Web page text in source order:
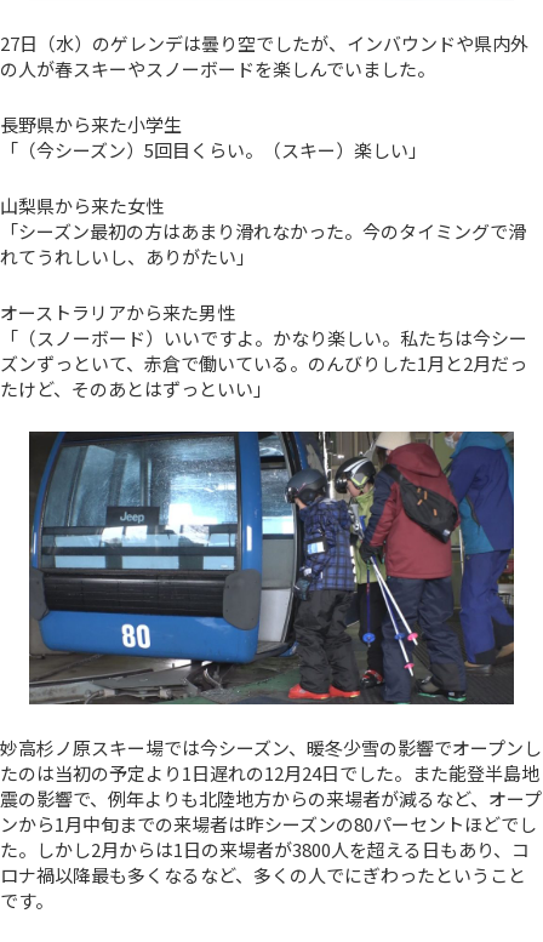
27日（水）のゲレンデは曇り空でしたが、インバウンドや県内外
の人が春スキーやスノーボードを楽しんでいました。
長野県から来た小学生
「（今シーズン）5回目くらい。（スキー）楽しい」
山梨県から来た女性
「シーズン最初の方はあまり滑れなかった。今のタイミングで滑
れてうれしいし、ありがたい」
オーストラリアから来た男性
「（スノーボード）いいですよ。かなり楽しい。私たちは今シー
ズンずっといて、赤倉で働いている。のんびりした1月と2月だっ
たけど、そのあとはずっといい」
妙高杉ノ原スキー場では今シーズン、暖冬少雪の影響でオープンし
たのは当初の予定より1日遅れの12月24日でした。また能登半島地
震の影響で、例年よりも北陸地方からの来場者が減るなど、オープ
ンから1月中旬までの来場者は昨シーズンの80パーセントほどでし
た。しかし2月からは1日の来場者が3800人を超える日もあり、コ
ロナ禍以降最も多くなるなど、多くの人でにぎわったということ
です。